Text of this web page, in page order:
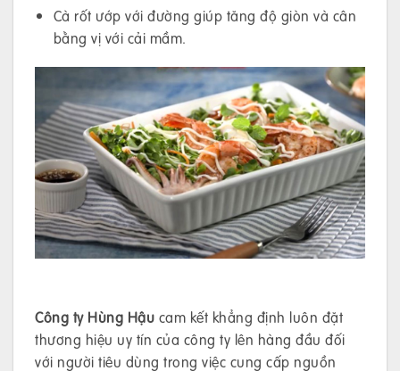
Cà rốt ướp với đường giúp tăng độ giòn và cân
bằng vị với cải mầm.
Công ty Hùng Hậu cam kết khẳng định luôn đặt
thương hiệu uy tín của công ty lên hàng đầu đối
với người tiêu dùng trong việc cung cấp nguồn